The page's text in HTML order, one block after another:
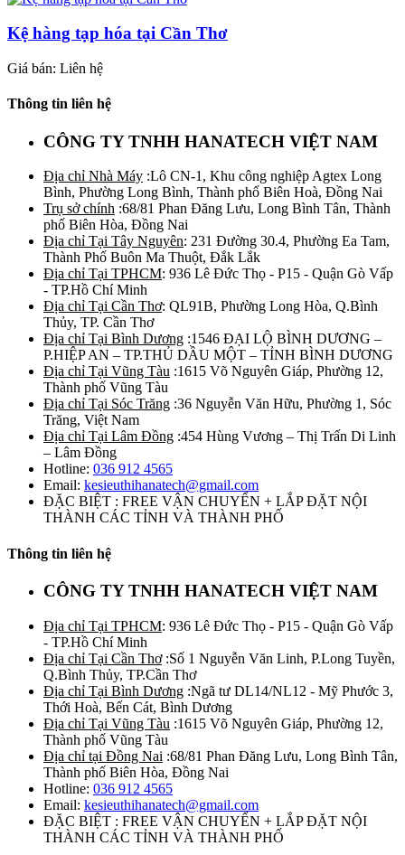
Kệ hàng tạp hóa tại Cần Thơ
Giá bán: Liên hệ
Thông tin liên hệ
CÔNG TY TNHH HANATECH VIỆT NAM
Địa chỉ Nhà Máy :Lô CN-1, Khu công nghiệp Agtex Long
Bình, Phường Long Bình, Thành phố Biên Hoà, Đồng Nai
Trụ sở chính :68/81 Phan Đăng Lưu, Long Bình Tân, Thành
phố Biên Hòa, Đồng Nai
Địa chỉ Tại Tây Nguyên: 231 Đường 30.4, Phường Ea Tam,
Thành Phố Buôn Ma Thuột, Đắk Lắk
Địa chỉ Tại TPHCM: 936 Lê Đức Thọ - P15 - Quận Gò Vấp
- TP.Hồ Chí Minh
Địa chỉ Tại Cần Thơ: QL91B, Phường Long Hòa, Q.Bình
Thủy, TP. Cần Thơ
Địa chỉ Tại Bình Dương :1546 ĐẠI LỘ BÌNH DƯƠNG –
P.HIỆP AN – TP.THỦ DẦU MỘT – TỈNH BÌNH DƯƠNG
Địa chỉ Tại Vũng Tàu :1615 Võ Nguyên Giáp, Phường 12,
Thành phố Vũng Tàu
Địa chỉ Tại Sóc Trăng :36 Nguyễn Văn Hữu, Phường 1, Sóc
Trăng, Việt Nam
Địa chỉ Tại Lâm Đồng :454 Hùng Vương – Thị Trấn Di Linh
– Lâm Đồng
Hotline: 036 912 4565
Email: kesieuthihanatech@gmail.com
ĐẶC BIỆT : FREE VẬN CHUYỂN + LẮP ĐẶT NỘI
THÀNH CÁC TỈNH VÀ THÀNH PHỐ
Thông tin liên hệ
CÔNG TY TNHH HANATECH VIỆT NAM
Địa chỉ Tại TPHCM: 936 Lê Đức Thọ - P15 - Quận Gò Vấp
- TP.Hồ Chí Minh
Địa chỉ Tại Cần Thơ:Số 1 Nguyễn Văn Linh, P.Long Tuyền,
Q.Bình Thủy, TP.Cần Thơ
Địa chỉ Tại Bình Dương :Ngã tư DL14/NL12 - Mỹ Phước 3,
Thới Hoà, Bến Cát, Bình Dương
Địa chỉ Tại Vũng Tàu :1615 Võ Nguyên Giáp, Phường 12,
Thành phố Vũng Tàu
Địa chỉ tại Đồng Nai :68/81 Phan Đăng Lưu, Long Bình Tân,
Thành phố Biên Hòa, Đồng Nai
Hotline: 036 912 4565
Email: kesieuthihanatech@gmail.com
ĐẶC BIỆT : FREE VẬN CHUYỂN + LẮP ĐẶT NỘI
THÀNH CÁC TỈNH VÀ THÀNH PHỐ